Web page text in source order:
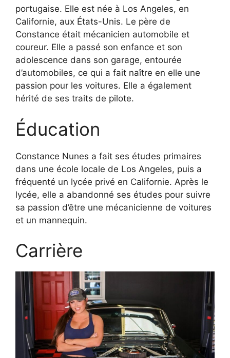
portugaise. Elle est née à Los Angeles, en
Californie, aux États-Unis. Le père de
Constance était mécanicien automobile et
coureur. Elle a passé son enfance et son
adolescence dans son garage, entourée
d’automobiles, ce qui a fait naître en elle une
passion pour les voitures. Elle a également
hérité de ses traits de pilote.
Éducation
Constance Nunes a fait ses études primaires
dans une école locale de Los Angeles, puis a
fréquenté un lycée privé en Californie. Après le
lycée, elle a abandonné ses études pour suivre
sa passion d’être une mécanicienne de voitures
et un mannequin.
Carrière